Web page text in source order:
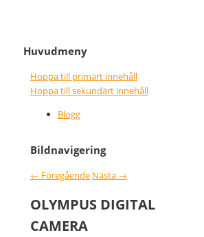
Nice wins nothing
faster
Huvudmeny
Hoppa till primärt innehåll
Hoppa till sekundärt innehåll
Blogg
Bildnavigering
← Föregående Nästa →
OLYMPUS DIGITAL
CAMERA